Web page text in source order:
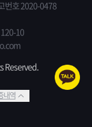
번호 2020-0478
120-10
Reserved.
내역